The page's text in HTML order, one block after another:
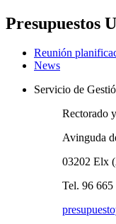
Presupuestos
Reunión
News
Servicio de
Rectorado
Avinguda
03202 Elx
Tel. 96 665